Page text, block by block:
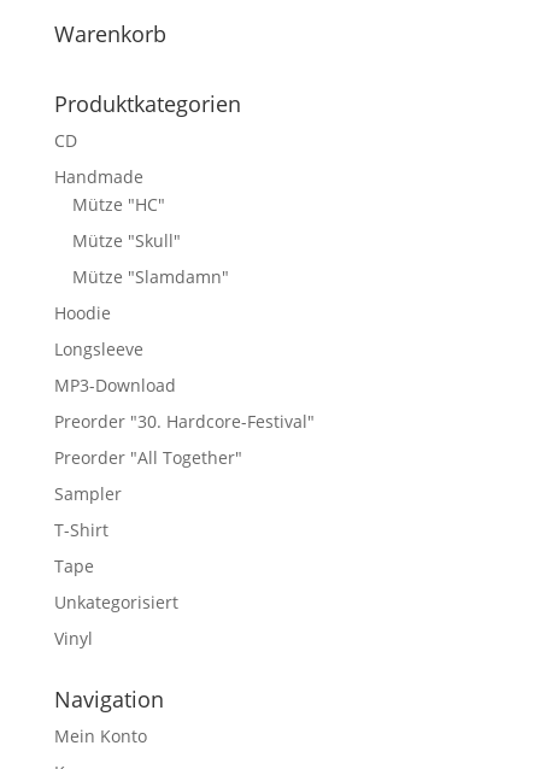
Warenkorb
Produktkategorien
CD
Handmade
Mütze "HC"
Mütze "Skull"
Mütze "Slamdamn"
Hoodie
Longsleeve
MP3-Download
Preorder "30. Hardcore-Festival"
Preorder "All Together"
Sampler
T-Shirt
Tape
Unkategorisiert
Vinyl
Navigation
Mein Konto